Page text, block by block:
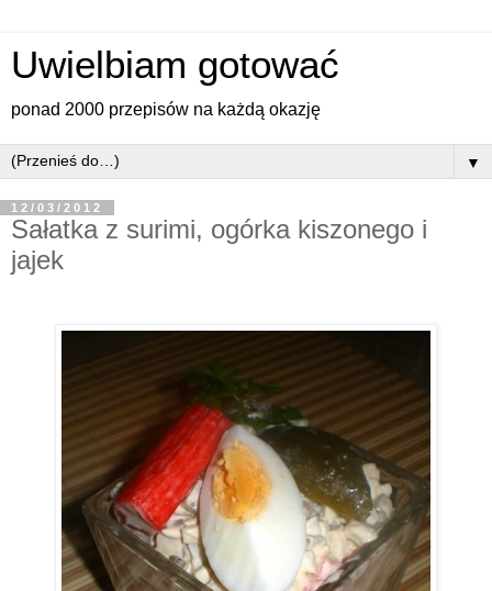
Uwielbiam gotować
ponad 2000 przepisów na każdą okazję
▼
12/03/2012
Sałatka z surimi, ogórka kiszonego i
jajek